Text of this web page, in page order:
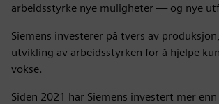
arbeidsstyrke nye muligheter — og nye
Siemens investerer på tvers av
utvikling av arbeidsstyrken for å hjelpe
vokse.
Siden 2021 har Siemens investert mer enn